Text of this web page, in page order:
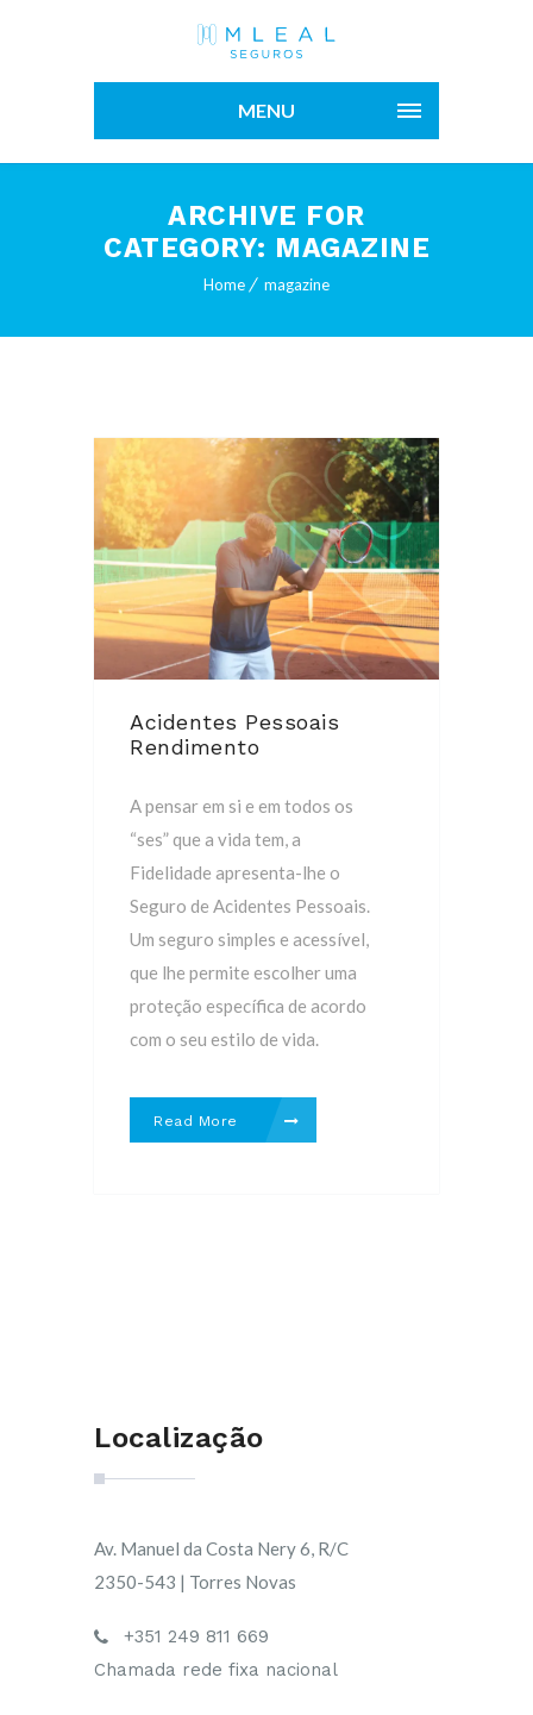
MENU
ARCHIVE FOR
CATEGORY: MAGAZINE
Home magazine
Acidentes Pessoais
Rendimento
A pensar em si e em todos os
“ses” que a vida tem, a
Fidelidade apresenta-lhe o
Seguro de Acidentes Pessoais.
Um seguro simples e acessível,
que lhe permite escolher uma
proteção específica de acordo
com o seu estilo de vida.
Read More
Localização
Av. Manuel da Costa Nery 6, R/C
2350-543 | Torres Novas
+351 249 811 669
Chamada rede fixa nacional